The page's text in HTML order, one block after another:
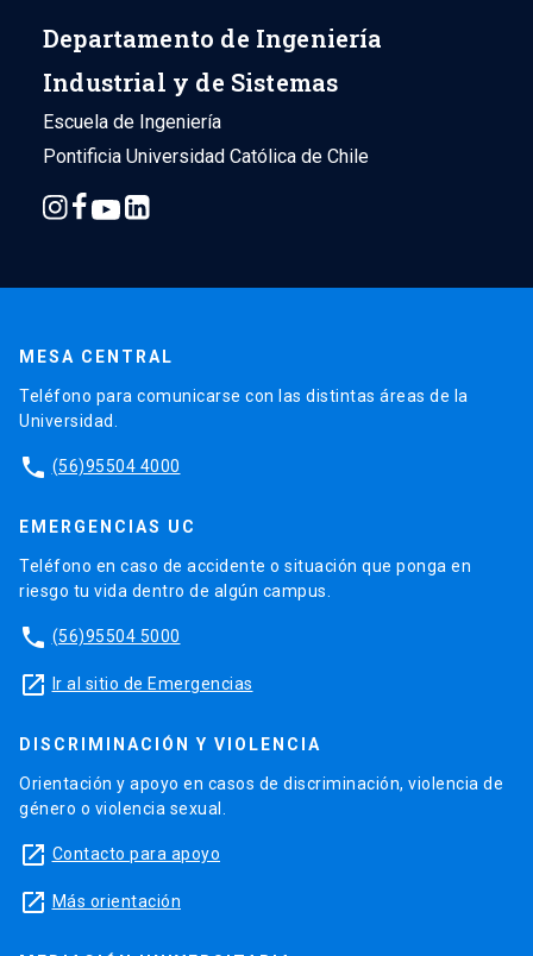
Departamento de Ingeniería
Industrial y de Sistemas
Escuela de Ingeniería
Pontificia Universidad Católica de Chile
MESA CENTRAL
Teléfono para comunicarse con las distintas áreas de la
Universidad.
phone (56)95504 4000
EMERGENCIAS UC
Teléfono en caso de accidente o situación que ponga en
riesgo tu vida dentro de algún campus.
phone (56)95504 5000
launch Ir al sitio de Emergencias
DISCRIMINACIÓN Y VIOLENCIA
Orientación y apoyo en casos de discriminación, violencia de
género o violencia sexual.
launch Contacto para apoyo
launch Más orientación